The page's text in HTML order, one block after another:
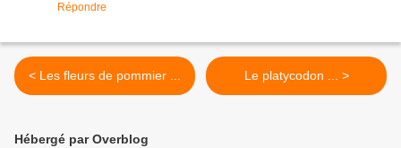
Répondre
< Les fleurs de pommier ... Le platycodon ... >
Hébergé par Overblog